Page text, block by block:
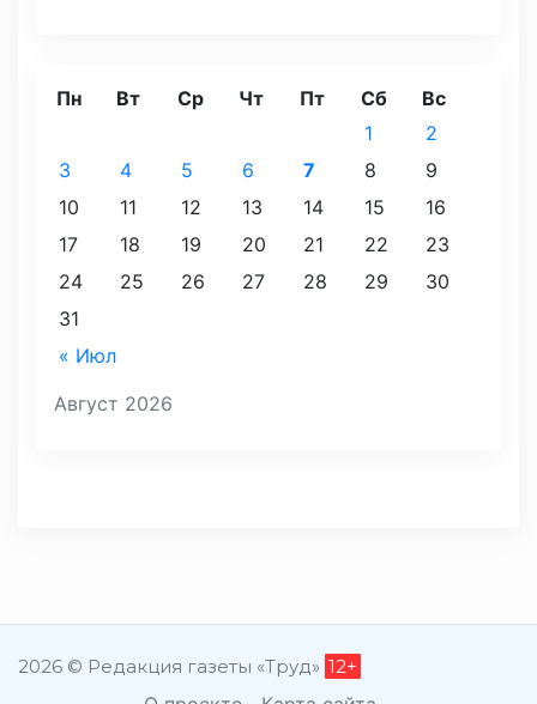
Август 2026
Пн Вт Ср Чт Пт Сб Вс
« Июл
1
2
3
4 5 6 7 8
9
10
11 12 13 14 15
16
17
18 19 20 21 22
23
24
25 26 27 28 29
30
31
2026 © Редакция газеты «Труд» 12+